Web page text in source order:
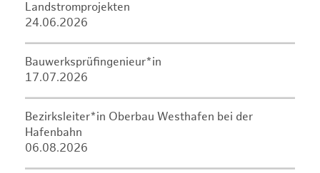
Landstromprojekten
24.06.2026
Bauwerksprüfingenieur*in
17.07.2026
Bezirksleiter*in Oberbau Westhafen bei der
Hafenbahn
06.08.2026